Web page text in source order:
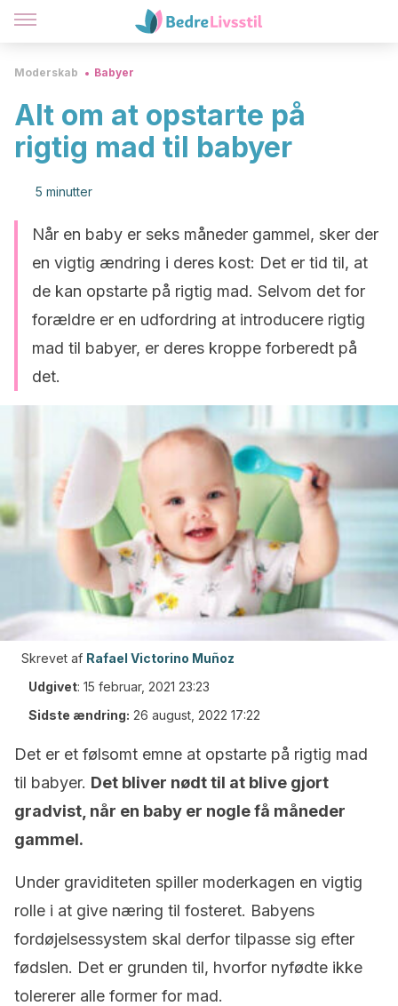
Moderskab Babyer
Alt om at opstarte på
rigtig mad til babyer
5 minutter
Når en baby er seks måneder gammel, sker der
en vigtig ændring i deres kost: Det er tid til, at
de kan opstarte på rigtig mad. Selvom det for
forældre er en udfordring at introducere rigtig
mad til babyer, er deres kroppe forberedt på
det.
Skrevet af Rafael Victorino Muñoz
Udgivet: 15 februar, 2021 23:23
Sidste ændring: 26 august, 2022 17:22
Det er et følsomt emne at opstarte på rigtig mad
til babyer. Det bliver nødt til at blive gjort
gradvist, når en baby er nogle få måneder
gammel.
Under graviditeten spiller moderkagen en vigtig
rolle i at give næring til fosteret. Babyens
fordøjelsessystem skal derfor tilpasse sig efter
fødslen. Det er grunden til, hvorfor nyfødte ikke
tolererer alle former for mad.